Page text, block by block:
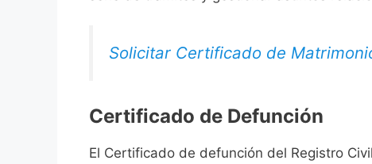
Solicitar Certificado de
Certificado de Defunción
El Certificado de defunción del Registro